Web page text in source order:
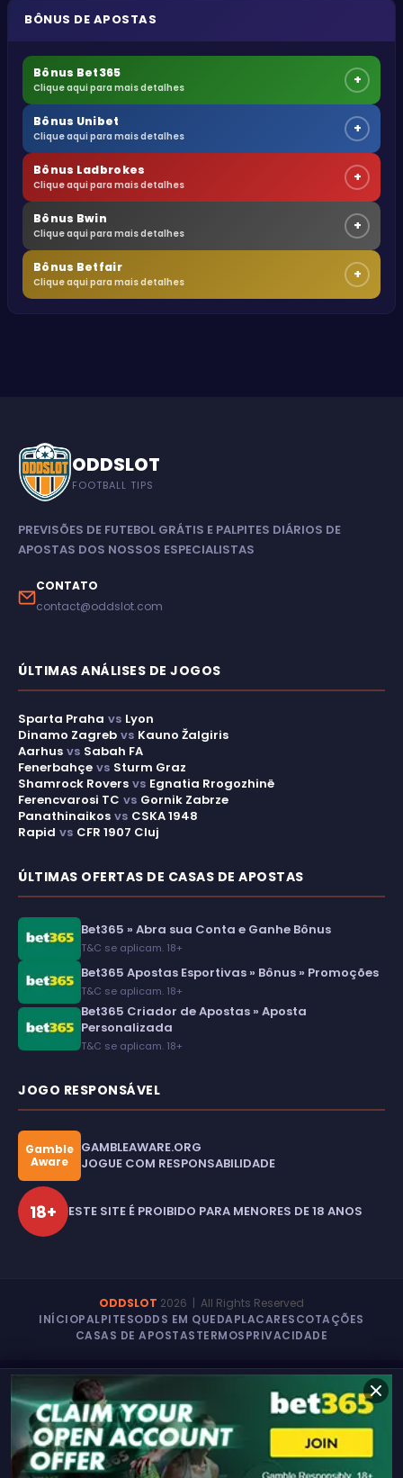
BÔNUS DE APOSTAS
Bônus Bet365
Clique aqui para mais detalhes +
Bônus Unibet
Clique aqui para mais detalhes +
Bônus Ladbrokes
Clique aqui para mais detalhes +
Bônus Bwin
Clique aqui para mais detalhes +
Bônus Betfair
Clique aqui para mais detalhes +
ODDSLOT
FOOTBALL TIPS
PREVISÕES DE FUTEBOL GRÁTIS E PALPITES DIÁRIOS DE
APOSTAS DOS NOSSOS ESPECIALISTAS
CONTATO
contact@oddslot.com
ÚLTIMAS ANÁLISES DE JOGOS
Sparta Praha vs Lyon
Dinamo Zagreb vs Kauno Žalgiris
Aarhus vs Sabah FA
Fenerbahçe vs Sturm Graz
Shamrock Rovers vs Egnatia Rrogozhinë
Ferencvarosi TC vs Gornik Zabrze
Panathinaikos vs CSKA 1948
Rapid vs CFR 1907 Cluj
ÚLTIMAS OFERTAS DE CASAS DE APOSTAS
Bet365 » Abra sua Conta e Ganhe Bônus
T&C se aplicam. 18+
Bet365 Apostas Esportivas » Bônus » Promoções
T&C se aplicam. 18+
Bet365 Criador de Apostas » Aposta
Personalizada
T&C se aplicam. 18+
JOGO RESPONSÁVEL
Gamble
Aware
GAMBLEAWARE.ORG
JOGUE COM RESPONSABILIDADE
18+ ESTE SITE É PROIBIDO PARA MENORES DE 18 ANOS
ODDSLOT 2026 | All Rights Reserved
INÍCIOPALPITESODDS EM QUEDAPLACARESCOTAÇÕES
CASAS DE APOSTASTERMOSPRIVACIDADE